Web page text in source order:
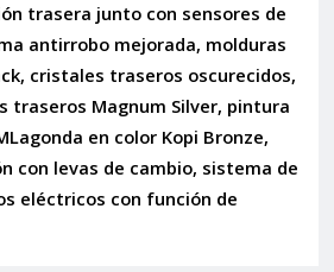
trasera junto con sensores de
antirrobo mejorada, molduras
cristales traseros oscurecidos,
traseros Magnum Silver, pintura
en color Kopi Bronze,
con levas de cambio, sistema de
eléctricos con función de